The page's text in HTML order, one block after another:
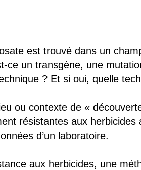
est trouvé dans un
ce un transgène, une
? Et si oui, quelle
ou contexte de «
résistantes aux herbicides
d’un laboratoire.
aux herbicides, une